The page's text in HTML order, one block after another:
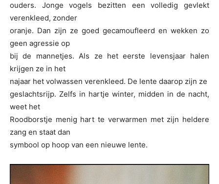
ouders. Jonge vogels bezitten een volledig gevlekt
verenkleed, zonder
oranje. Dan zijn ze goed gecamoufleerd en wekken zo
geen agressie op
bij de mannetjes. Als ze het eerste levensjaar halen
krijgen ze in het
najaar het volwassen verenkleed. De lente daarop zijn ze
geslachtsrijp. Zelfs in hartje winter, midden in de nacht,
weet het
Roodborstje menig hart te verwarmen met zijn heldere
zang en staat dan
symbool op hoop van een nieuwe lente.